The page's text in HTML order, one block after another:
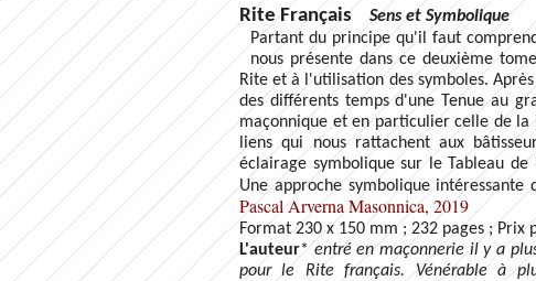
Rite Français Sens et Symbolique
Partant du principe qu'il faut
nous présente dans ce deuxième
Rite et à l'utilisation des symboles.
des différents temps d'une Tenue au
maçonnique et en particulier celle de
liens qui nous rattachent aux
éclairage symbolique sur le Tableau
Une approche symbolique
Pascal Arverna Masonnica, 2019
Format 230 x 150 mm ; 232 pages ; Prix
L'auteur* entré en maçonnerie il y a
pour le Rite français. Vénérable à